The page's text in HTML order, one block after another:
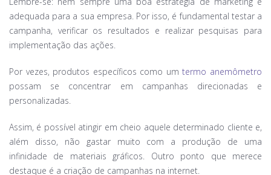
adequada para a sua empresa. Por isso, é fundamental testar a
campanha, verificar os resultados e realizar pesquisas para
implementação das ações.
Por vezes, produtos específicos como umtermo anemômetro
possam se concentrar em campanhas direcionadas e
personalizadas.
Assim, é possível atingir em cheio aquele determinado cliente e,
além disso, não gastar muito com a produção de uma
infinidade de materiais gráficos. Outro ponto que merece
destaque é a criação de campanhas na internet.